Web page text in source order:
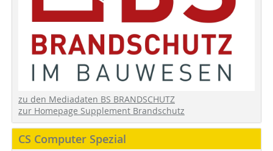
zu den Mediadaten BS BRANDSCHUTZ
zur Homepage Supplement Brandschutz
CS Computer Spezial